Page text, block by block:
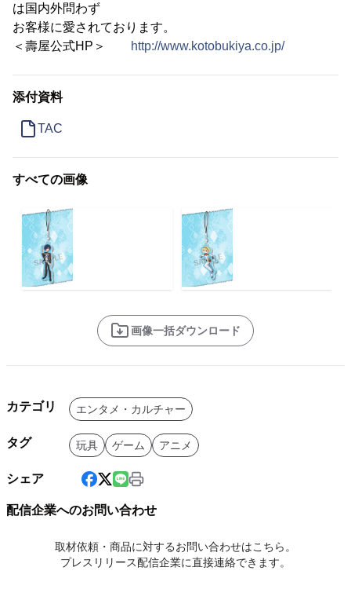
は国内外問わず
お客様に愛されております。
＜壽屋公式HP＞
http://www.kotobukiya.co.jp/
添付資料
TAC
すべての画像
画像一括ダウンロード
カテゴリ エンタメ・カルチャー
タグ 玩具 ゲーム アニメ
シェア
配信企業へのお問い合わせ
取材依頼・商品に対するお問い合わせはこちら。
プレスリリース配信企業に直接連絡できます。